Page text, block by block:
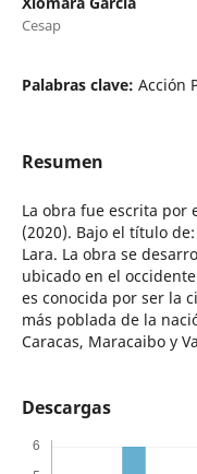
Cesap
Palabras clave: Acción
Resumen
La obra fue escrita por
(2020). Bajo el título
Lara. La obra se
ubicado en el
es conocida por ser la
más poblada de la
Caracas, Maracaibo y
Descargas